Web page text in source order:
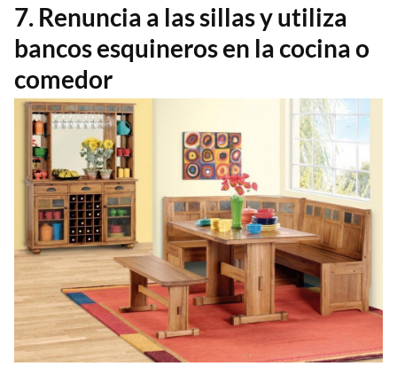
7. Renuncia a las sillas y utiliza
bancos esquineros en la cocina o
comedor